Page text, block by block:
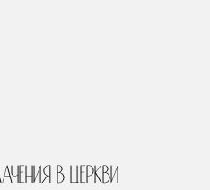
в Церкви